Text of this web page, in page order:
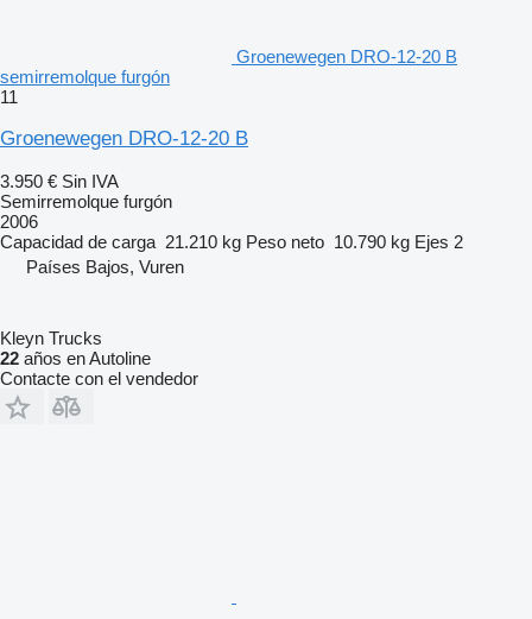
Groenewegen DRO-12-20 B
semirremolque furgón
11
Groenewegen DRO-12-20 B
3.950 € Sin IVA
Semirremolque furgón
2006
Capacidad de carga 21.210 kg Peso neto 10.790 kg Ejes 2
Países Bajos, Vuren
Kleyn Trucks
22 años en Autoline
Contacte con el vendedor